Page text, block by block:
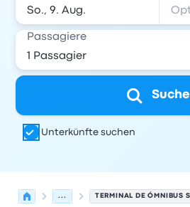
Passagiere
Suche
Unterkünfte suchen
...